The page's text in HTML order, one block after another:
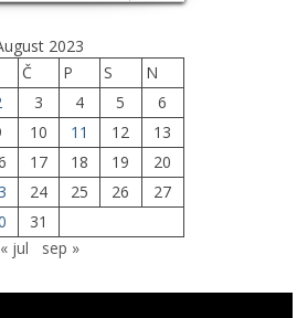
2023
Č P S
N
3 4 5
6
10 11 12
13
17 18 19
20
24 25 26
27
31
« jul
sep »